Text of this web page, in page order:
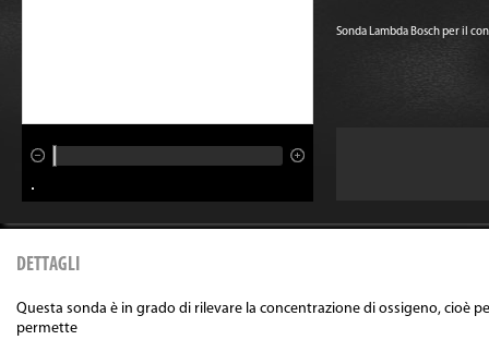
Sonda Lambda Bosch per il
DETTAGLI
Questa sonda è in grado di rilevare la concentrazione di ossigeno, cioè
permette